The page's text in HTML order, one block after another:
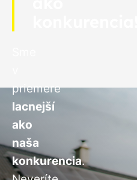
priemere
lacnejší
ako
naša
konkurencia.